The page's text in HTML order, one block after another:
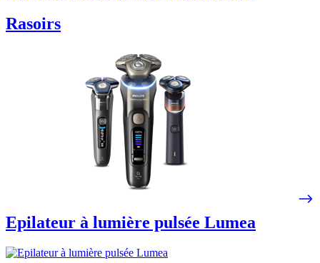
Rasoirs
Epilateur à lumière pulsée Lumea